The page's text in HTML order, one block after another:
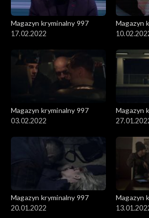
Magazyn kryminalny 997
17.02.2022
Magazyn
Magazyn kryminalny 997
03.02.2022
Magazyn
Magazyn kryminalny 997
20.01.2022
Magazyn